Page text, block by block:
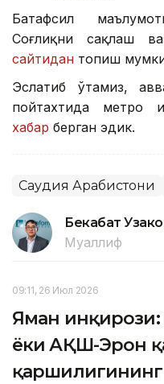
Батафсил
Соғлиқни сақлаш
сайтидан топиш
Эслатиб ўтамиз,
пойтахтида метро
хабар берган эдик.
Саудия Арабистони
Бекабат
Муаллиф
09:11, 26 Июл 2026
Яман
ёки АҚШ-Эрон